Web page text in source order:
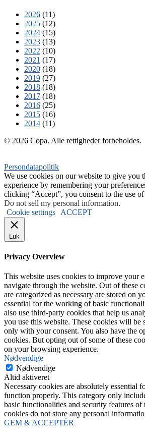
2026 (11)
2025 (12)
2024 (15)
2023 (13)
2022 (10)
2021 (17)
2020 (18)
2019 (27)
2018 (18)
2017 (18)
2016 (25)
2015 (16)
2014 (11)
© 2026 Copa. Alle rettigheder forbeholdes.
Persondatapolitik
We use cookies on our website to give you
experience by remembering your
clicking “Accept”, you consent to the use
Do not sell my personal information.
Cookie settings
ACCEPT
Luk
Privacy Overview
This website uses cookies to improve your
navigate through the website. Out of these
are categorized as necessary are stored on
essential for the working of basic
also use third-party cookies that help us
you use this website. These cookies will be
only with your consent. You also have the
cookies. But opting out of some of these
on your browsing experience.
Nødvendige
Nødvendige
Altid aktiveret
Necessary cookies are absolutely essential
function properly. This category only
basic functionalities and security features of
cookies do not store any personal
GEM & ACCEPTÈR